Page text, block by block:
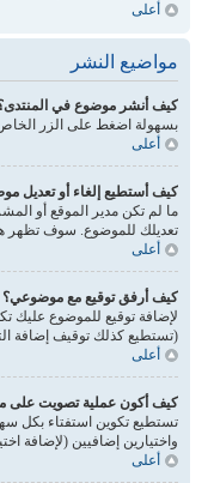
أعلى
مواضيع النشر
كيف أنشر موضوع في
بسهولة اضغط على الزر
أعلى
كيف أستطيع إلغاء أو تعديل
ما لم تكن مدير الموقع أو
تعديلك للموضوع. سوف تظهر
أعلى
كيف أرفق توقيع مع موضوعي؟
لإضافة توقيع للموضوع
(تستطيع كذلك توقيف إضافة
أعلى
كيف أكون عملية تصويت على
تستطيع تكوين استفتاء بكل
واختيارين إضافيين (لإضافة
أعلى